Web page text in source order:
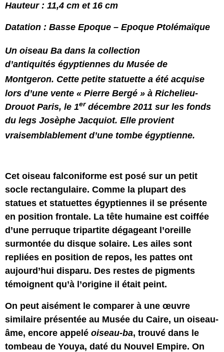
Hauteur : 11,4 cm et 16 cm
Datation : Basse Epoque – Epoque Ptolémaïque
Un oiseau Ba dans la collection
d’antiquités égyptiennes du Musée de
Montgeron. Cette petite statuette a été acquise
lors d’une vente « Pierre Bergé » à Richelieu-
Drouot Paris, le 1erdécembre 2011 sur les fonds
du legs Josèphe Jacquiot. Elle provient
vraisemblablement d’une tombe égyptienne.
Cet oiseau falconiforme est posé sur un petit
socle rectangulaire. Comme la plupart des
statues et statuettes égyptiennes il se présente
en position frontale. La tête humaine est coiffée
d’une perruque tripartite dégageant l’oreille
surmontée du disque solaire. Les ailes sont
repliées en position de repos, les pattes ont
aujourd’hui disparu. Des restes de pigments
témoignent qu’à l’origine il était peint.
On peut aisément le comparer à une œuvre
similaire présentée au Musée du Caire, un oiseau-
âme, encore appelé oiseau-ba, trouvé dans le
tombeau de Youya, daté du Nouvel Empire. On